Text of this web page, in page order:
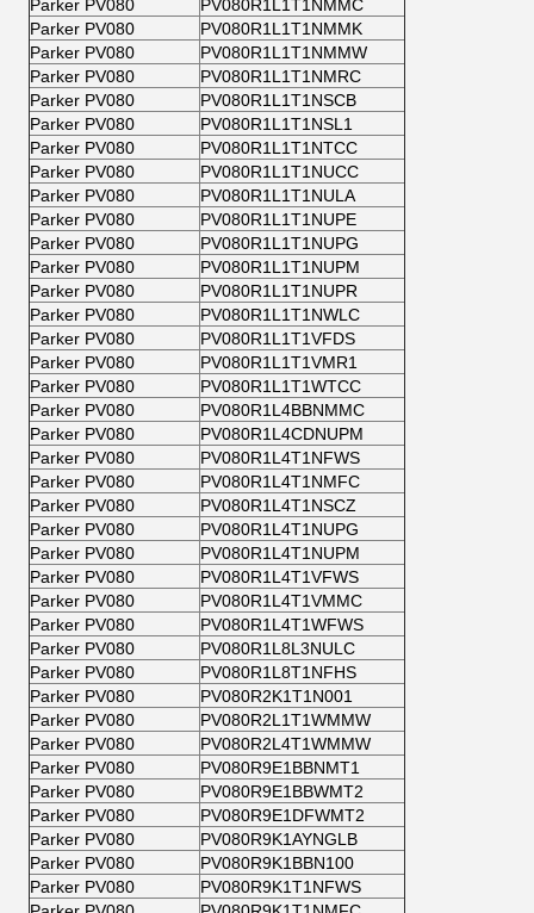
Parker PV080
PV080R1L1T1NMMC
Parker PV080
PV080R1L1T1NMMK
Parker PV080
PV080R1L1T1NMMW
Parker PV080
PV080R1L1T1NMRC
Parker PV080
PV080R1L1T1NSCB
Parker PV080
PV080R1L1T1NSL1
Parker PV080
PV080R1L1T1NTCC
Parker PV080
PV080R1L1T1NUCC
Parker PV080
PV080R1L1T1NULA
Parker PV080
PV080R1L1T1NUPE
Parker PV080
PV080R1L1T1NUPG
Parker PV080
PV080R1L1T1NUPM
Parker PV080
PV080R1L1T1NUPR
Parker PV080
PV080R1L1T1NWLC
Parker PV080
PV080R1L1T1VFDS
Parker PV080
PV080R1L1T1VMR1
Parker PV080
PV080R1L1T1WTCC
Parker PV080
PV080R1L4BBNMMC
Parker PV080
PV080R1L4CDNUPM
Parker PV080
PV080R1L4T1NFWS
Parker PV080
PV080R1L4T1NMFC
Parker PV080
PV080R1L4T1NSCZ
Parker PV080
PV080R1L4T1NUPG
Parker PV080
PV080R1L4T1NUPM
Parker PV080
PV080R1L4T1VFWS
Parker PV080
PV080R1L4T1VMMC
Parker PV080
PV080R1L4T1WFWS
Parker PV080
PV080R1L8L3NULC
Parker PV080
PV080R1L8T1NFHS
Parker PV080
PV080R2K1T1N001
Parker PV080
PV080R2L1T1WMMW
Parker PV080
PV080R2L4T1WMMW
Parker PV080
PV080R9E1BBNMT1
Parker PV080
PV080R9E1BBWMT2
Parker PV080
PV080R9E1DFWMT2
Parker PV080
PV080R9K1AYNGLB
Parker PV080
PV080R9K1BBN100
Parker PV080
PV080R9K1T1NFWS